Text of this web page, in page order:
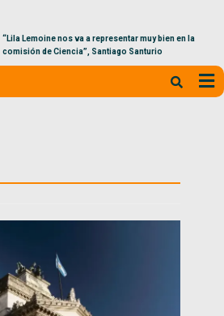
“Lila Lemoine nos va a representar muy bien en la
comisión de Ciencia”, Santiago Santurio